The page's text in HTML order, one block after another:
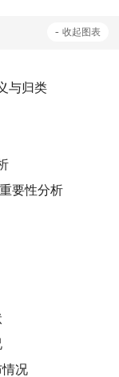
- 收起图表
与归类
要性分析
况